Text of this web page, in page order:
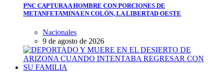
PNC CAPTURA A HOMBRE CON PORCIONES DE
METANFETAMINA EN COLÓN, LA LIBERTAD OESTE
Nacionales
9 de agosto de 2026